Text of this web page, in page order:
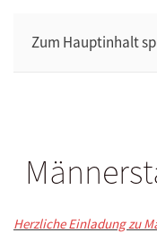
Zum Hauptinhalt
Herzliche Einladung zu